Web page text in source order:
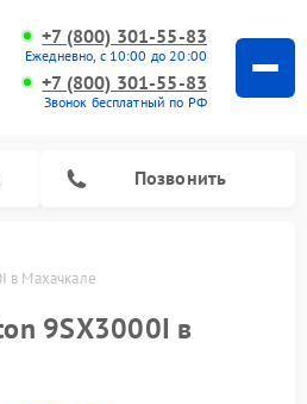
+7 (800) 301-55-83
Ежедневно, с 10:00 до 20:00
+7 (800) 301-55-83
Звонок бесплатный по РФ
Позвонить
в Махачкале
9SX3000I в